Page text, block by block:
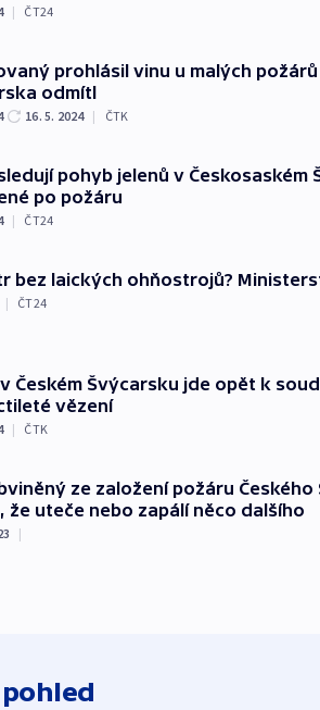
| ČT24
prohlásil vinu u malých
odmítl
16. 5. 2024 | ČTK
pohyb jelenů v
po požáru
| ČT24
bez laických ohňostrojů?
| ČT24
Českém Švýcarsku jde opět k
vězení
| ČTK
ze založení požáru
že uteče nebo zapálí něco dalšího
|